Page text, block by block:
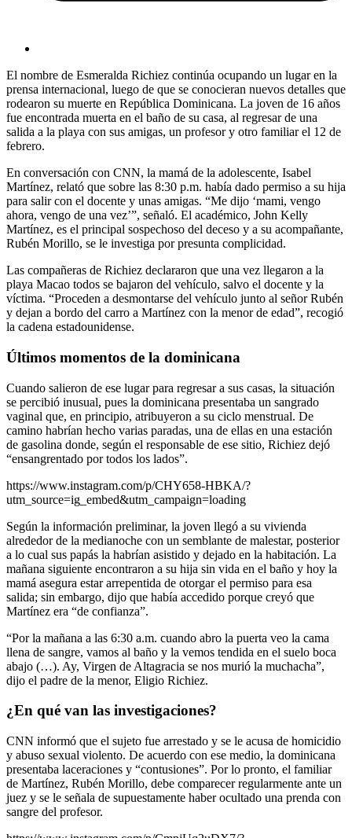
El nombre de Esmeralda Richiez continúa ocupando un lugar en la
prensa internacional, luego de que se conocieran nuevos detalles que
rodearon su muerte en República Dominicana. La joven de 16 años
fue encontrada muerta en el baño de su casa, al regresar de una
salida a la playa con sus amigas, un profesor y otro familiar el 12 de
febrero.
En conversación con CNN, la mamá de la adolescente, Isabel
Martínez, relató que sobre las 8:30 p.m. había dado permiso a su hija
para salir con el docente y unas amigas. “Me dijo ‘mami, vengo
ahora, vengo de una vez’”, señaló. El académico, John Kelly
Martínez, es el principal sospechoso del deceso y a su acompañante,
Rubén Morillo, se le investiga por presunta complicidad.
Las compañeras de Richiez declararon que una vez llegaron a la
playa Macao todos se bajaron del vehículo, salvo el docente y la
víctima. “Proceden a desmontarse del vehículo junto al señor Rubén
y dejan a bordo del carro a Martínez con la menor de edad”, recogió
la cadena estadounidense.
Últimos momentos de la dominicana
Cuando salieron de ese lugar para regresar a sus casas, la situación
se percibió inusual, pues la dominicana presentaba un sangrado
vaginal que, en principio, atribuyeron a su ciclo menstrual. De
camino habrían hecho varias paradas, una de ellas en una estación
de gasolina donde, según el responsable de ese sitio, Richiez dejó
“ensangrentado por todos los lados”.
https://www.instagram.com/p/CHY658-HBKA/?
utm_source=ig_embed&utm_campaign=loading
Según la información preliminar, la joven llegó a su vivienda
alrededor de la medianoche con un semblante de malestar, posterior
a lo cual sus papás la habrían asistido y dejado en la habitación. La
mañana siguiente encontraron a su hija sin vida en el baño y hoy la
mamá asegura estar arrepentida de otorgar el permiso para esa
salida; sin embargo, dijo que había accedido porque creyó que
Martínez era “de confianza”.
“Por la mañana a las 6:30 a.m. cuando abro la puerta veo la cama
llena de sangre, vamos al baño y la vemos tendida en el suelo boca
abajo (…). Ay, Virgen de Altagracia se nos murió la muchacha”,
dijo el padre de la menor, Eligio Richiez.
¿En qué van las investigaciones?
CNN informó que el sujeto fue arrestado y se le acusa de homicidio
y abuso sexual violento. De acuerdo con ese medio, la dominicana
presentaba laceraciones y “contusiones”. Por lo pronto, el familiar
de Martínez, Rubén Morillo, debe comparecer regularmente ante un
juez y se le señala de supuestamente haber ocultado una prenda con
sangre del profesor.